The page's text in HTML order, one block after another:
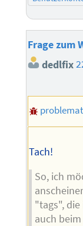
Frage zum
dedlfix
Tach!
So, ich
"tags",
auch